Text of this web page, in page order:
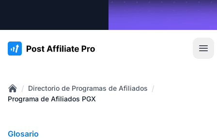
:site.title
Home
/ Directorio de Programas de Afiliados /
Programa de Afiliados PGX
Glosario